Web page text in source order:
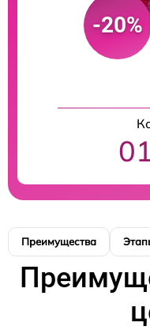
-20%
Преимущества